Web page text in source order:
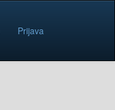
Prijava